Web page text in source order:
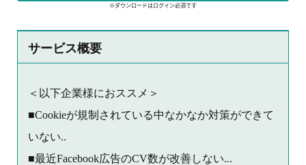
※ダウンロードはログイン必須です
サービス概要
＜以下企業様におススメ＞
■Cookieが規制されている中なかなか対策ができて
いない..
■最近Facebook広告のCV数が改善しない...